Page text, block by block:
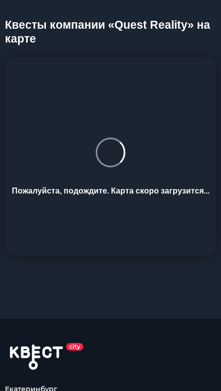
Квесты компании «Quest Reality» на
карте
Пожалуйста, подождите. Карта скоро загрузится...
Екатеринбург